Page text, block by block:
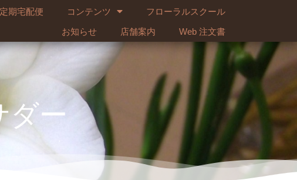
期宅配便 コンテンツ
フローラルスクール
お知らせ
店舗案内 Web 注文書
ダー